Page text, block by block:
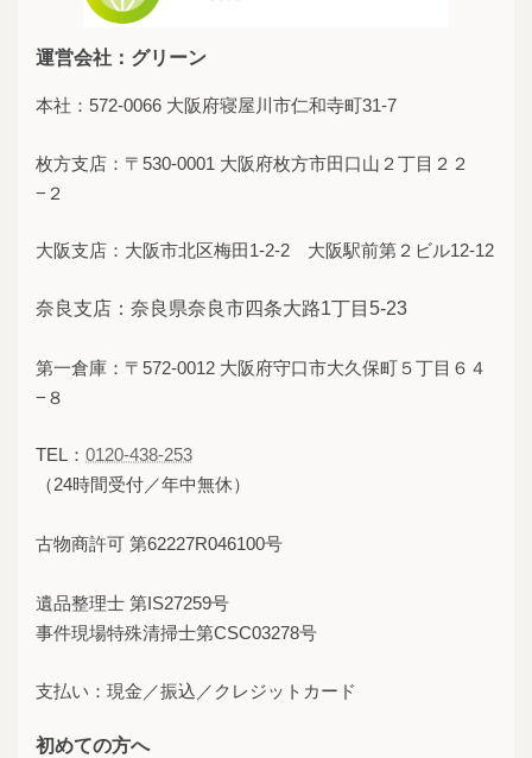
運営会社：グリーン
本社：572-0066 大阪府寝屋川市仁和寺町31-7
枚方支店：〒530-0001 大阪府枚方市田口山２丁目２２
−２
大阪支店：大阪市北区梅田1-2-2 大阪駅前第２ビル12-12
奈良支店：奈良県奈良市四条大路1丁目5-23
第一倉庫：〒572-0012 大阪府守口市大久保町５丁目６４
−８
TEL： 0120-438-253
（24時間受付／年中無休）
古物商許可 第62227R046100号
遺品整理士 第IS27259号
事件現場特殊清掃士第CSC03278号
支払い：現金／振込／クレジットカード
初めての方へ